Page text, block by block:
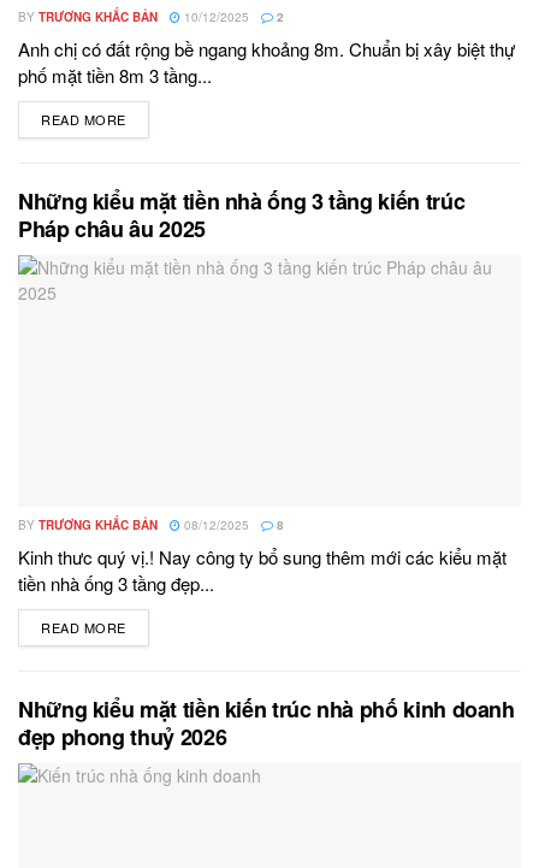
BY TRƯƠNG KHẮC BẢN 10/12/2025 2
Anh chị có đất rộng bề ngang khoảng 8m. Chuẩn bị xây biệt thự
phố mặt tiền 8m 3 tầng...
READ MORE
Những kiểu mặt tiền nhà ống 3 tầng kiến trúc
Pháp châu âu 2025
BY TRƯƠNG KHẮC BẢN 08/12/2025 8
Kinh thưc quý vị.! Nay công ty bổ sung thêm mới các kiểu mặt
tiền nhà ống 3 tầng đẹp...
READ MORE
Những kiểu mặt tiền kiến trúc nhà phố kinh doanh
đẹp phong thuỷ 2026